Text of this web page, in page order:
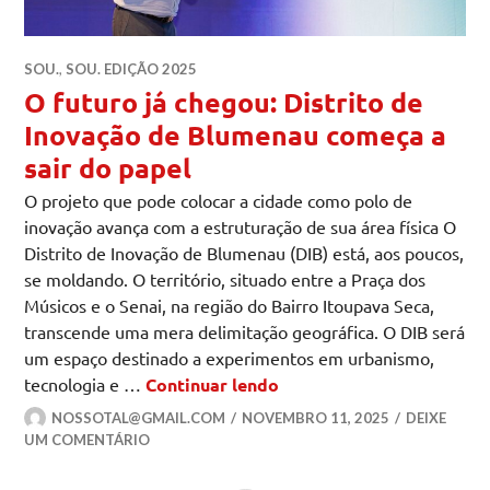
SOU., SOU. EDIÇÃO 2025
O futuro já chegou: Distrito de
Inovação de Blumenau começa a
sair do papel
O projeto que pode colocar a cidade como polo de
inovação avança com a estruturação de sua área física O
Distrito de Inovação de Blumenau (DIB) está, aos poucos,
se moldando. O território, situado entre a Praça dos
Músicos e o Senai, na região do Bairro Itoupava Seca,
transcende uma mera delimitação geográfica. O DIB será
um espaço destinado a experimentos em urbanismo,
tecnologia e …Continuar lendo
NOSSOTAL@GMAIL.COM NOVEMBRO 11, 2025
DEIXE
UM COMENTÁRIO